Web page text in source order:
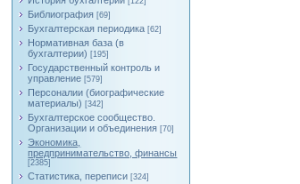
Библиография [69]
Бухгалтерская периодика [62]
Нормативная база (в
бухгалтерии) [195]
Государственный контроль и
управление [579]
Персоналии (биографические
материалы) [342]
Бухгалтерское сообщество.
Организации и объединения [70]
Экономика,
предпринимательство, финансы
[2385]
Статистика, переписи [324]